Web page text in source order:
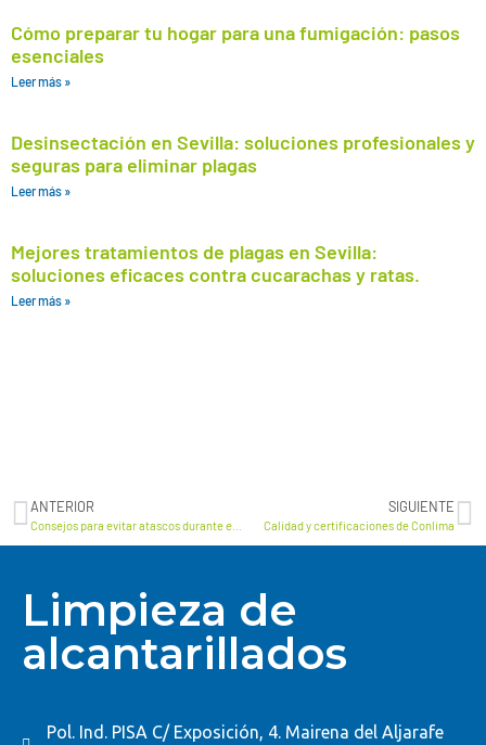
Cómo preparar tu hogar para una fumigación: pasos
esenciales
Leer más »
Desinsectación en Sevilla: soluciones profesionales y
seguras para eliminar plagas
Leer más »
Mejores tratamientos de plagas en Sevilla:
soluciones eficaces contra cucarachas y ratas.
Leer más »
ANTERIOR SIGUIENTE
Calidad y certificaciones de Conlima
Limpieza de
alcantarillados
Pol. Ind. PISA C/ Exposición, 4. Mairena del Aljarafe